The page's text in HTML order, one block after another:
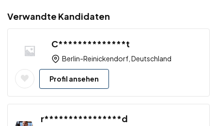
Verwandte Kandidaten
C**************t
Berlin-Reinickendorf, Deutschland
Profil ansehen
r****************d